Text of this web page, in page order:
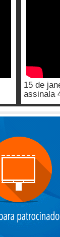
15 de
assinala